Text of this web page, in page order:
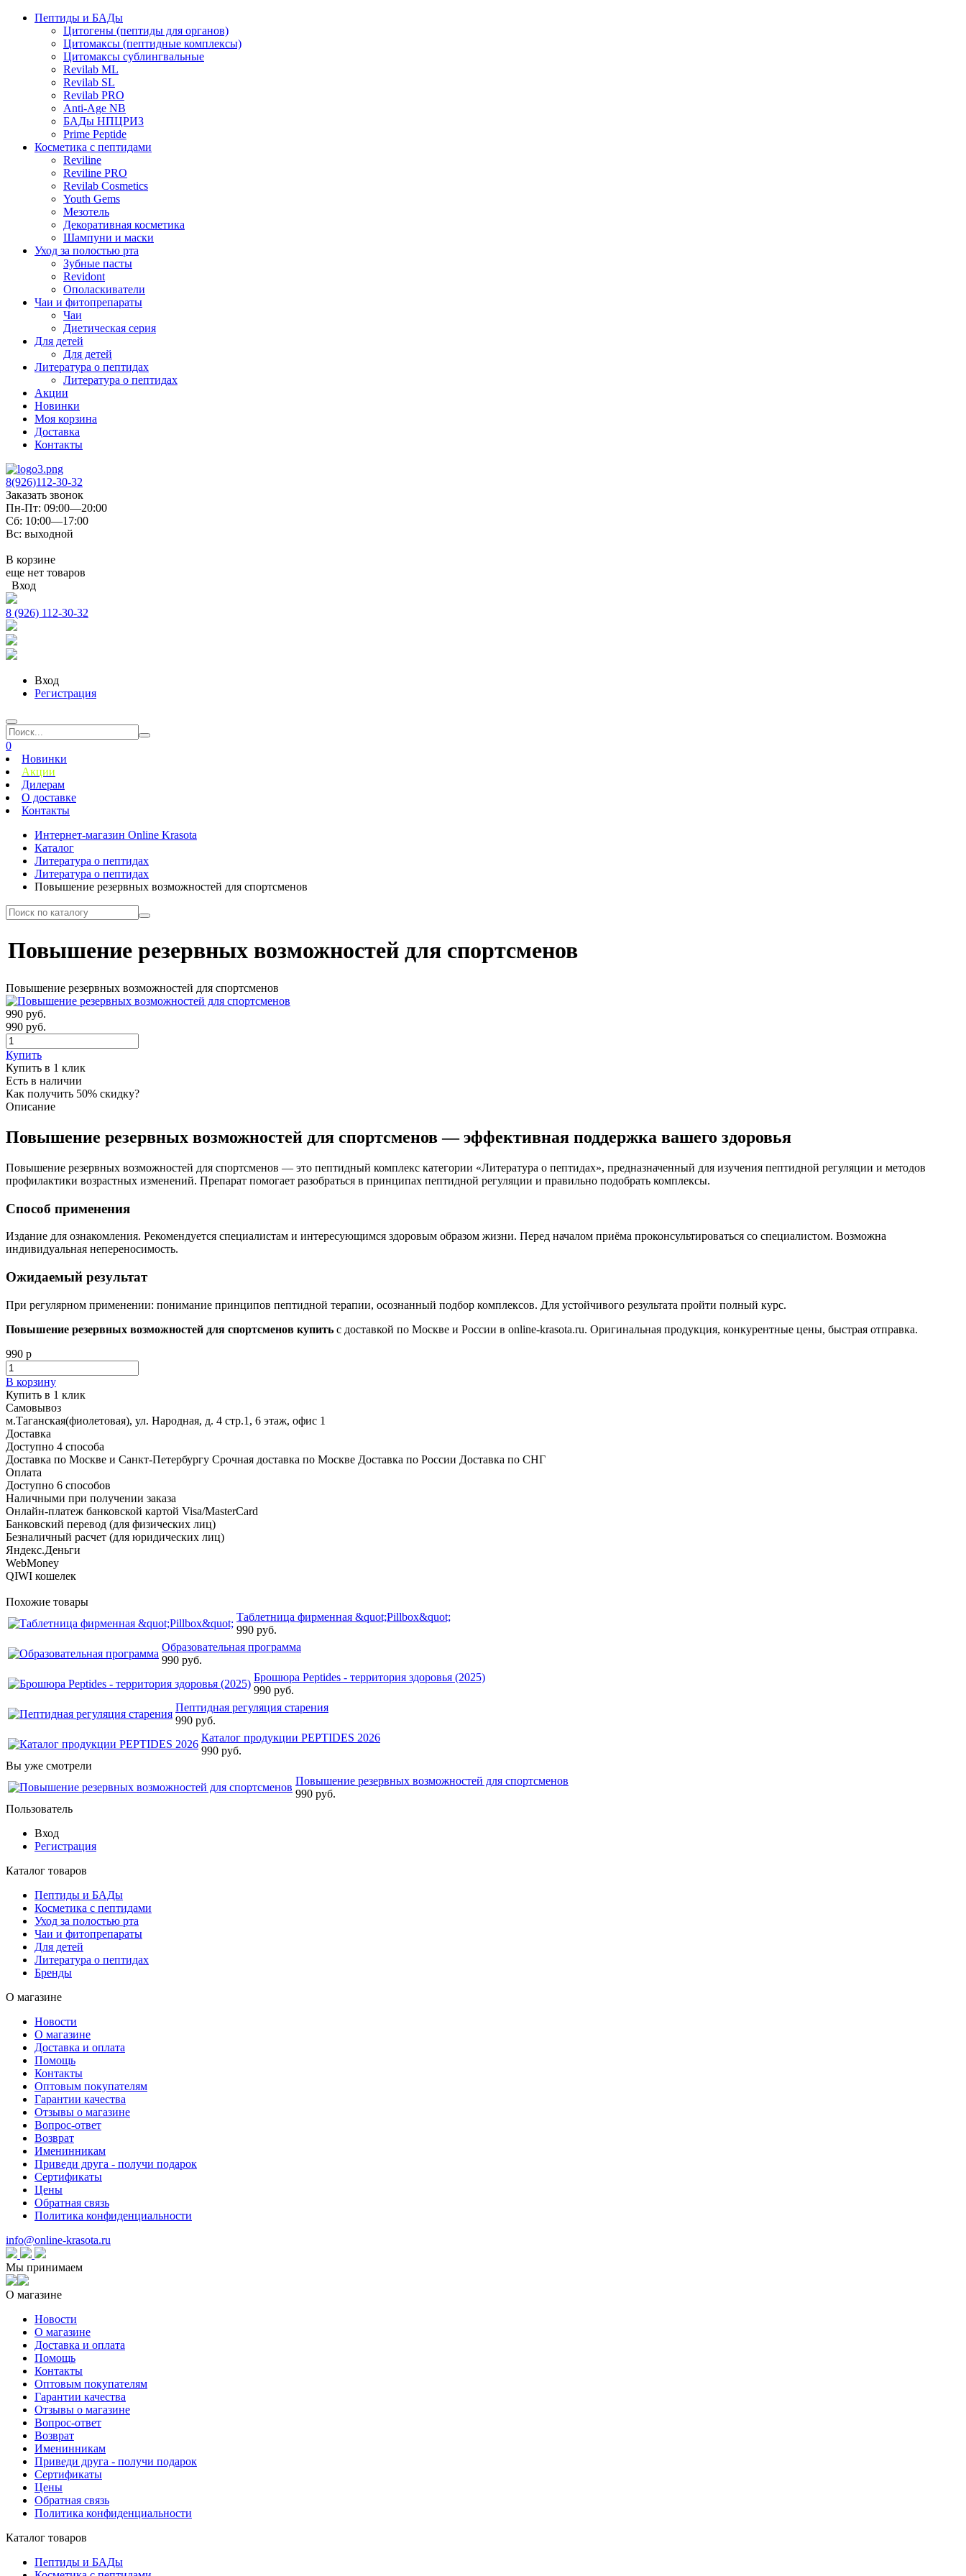
Пептиды и БАДы
Цитогены (пептиды для органов)
Цитомаксы (пептидные комплексы)
Цитомаксы сублингвальные
Revilab ML
Revilab SL
Revilab PRO
Anti-Age NB
БАДы НПЦРИЗ
Prime Peptide
Косметика с пептидами
Reviline
Reviline PRO
Revilab Cosmetics
Youth Gems
Мезотель
Декоративная косметика
Шампуни и маски
Уход за полостью рта
Зубные пасты
Revidont
Ополаскиватели
Чаи и фитопрепараты
Чаи
Диетическая серия
Для детей
Для детей
Литература о пептидах
Литература о пептидах
Акции
Новинки
Моя корзина
Доставка
Контакты
8(926)112-30-32
Заказать звонок
Пн-Пт: 09:00—20:00
Сб: 10:00—17:00
Вс: выходной
В корзине
еще нет товаров
Вход
8 (926) 112-30-32
Вход
Регистрация
0
Новинки
Акции
Дилерам
О доставке
Контакты
Интернет-магазин Online Krasota
Каталог
Литература о пептидах
Литература о пептидах
Повышение резервных возможностей для спортсменов
Повышение резервных возможностей для спортсменов
Повышение резервных возможностей для спортсменов
990 руб.
990 руб.
Купить
Купить в 1 клик
Есть в наличии
Как получить 50% скидку?
Описание
Повышение резервных возможностей для спортсменов — эффективная поддержка вашего здоровья
Повышение резервных возможностей для спортсменов — это пептидный комплекс категории «Литература о пептидах», предназначенный для изучения пептидной регуляции и методов
профилактики возрастных изменений. Препарат помогает разобраться в принципах пептидной регуляции и правильно подобрать комплексы.
Способ применения
Издание для ознакомления. Рекомендуется специалистам и интересующимся здоровым образом жизни. Перед началом приёма проконсультироваться со специалистом. Возможна
индивидуальная непереносимость.
Ожидаемый результат
При регулярном применении: понимание принципов пептидной терапии, осознанный подбор комплексов. Для устойчивого результата пройти полный курс.
Повышение резервных возможностей для спортсменов купить с доставкой по Москве и России в online-krasota.ru. Оригинальная продукция, конкурентные цены, быстрая отправка.
990 р
В корзину
Купить в 1 клик
Самовывоз
м.Таганская(фиолетовая), ул. Народная, д. 4 стр.1, 6 этаж, офис 1
Доставка
Доступно 4 способа
Доставка по Москве и Санкт-Петербургу Срочная доставка по Москве Доставка по России Доставка по СНГ
Оплата
Доступно 6 способов
Наличными при получении заказа
Онлайн-платеж банковской картой Visa/MasterCard
Банковский перевод (для физических лиц)
Безналичный расчет (для юридических лиц)
Яндекс.Деньги
WebMoney
QIWI кошелек
Похожие товары
Таблетница фирменная &quot;Pillbox&quot;
990 руб.
Образовательная программа
990 руб.
Брошюра Peptides - территория здоровья (2025)
990 руб.
Пептидная регуляция старения
990 руб.
Каталог продукции PEPTIDES 2026
990 руб.
Вы уже смотрели
Повышение резервных возможностей для спортсменов
990 руб.
Пользователь
Вход
Регистрация
Каталог товаров
Пептиды и БАДы
Косметика с пептидами
Уход за полостью рта
Чаи и фитопрепараты
Для детей
Литература о пептидах
Бренды
О магазине
Новости
О магазине
Доставка и оплата
Помощь
Контакты
Оптовым покупателям
Гарантии качества
Отзывы о магазине
Вопрос-ответ
Возврат
Именинникам
Приведи друга - получи подарок
Сертификаты
Цены
Обратная связь
Политика конфиденциальности
info@online-krasota.ru
Мы принимаем
О магазине
Новости
О магазине
Доставка и оплата
Помощь
Контакты
Оптовым покупателям
Гарантии качества
Отзывы о магазине
Вопрос-ответ
Возврат
Именинникам
Приведи друга - получи подарок
Сертификаты
Цены
Обратная связь
Политика конфиденциальности
Каталог товаров
Пептиды и БАДы